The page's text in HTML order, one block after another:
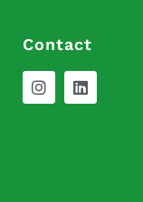
Contact